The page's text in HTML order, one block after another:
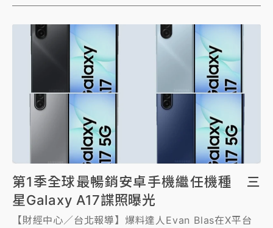
第1季全球最暢銷安卓手機繼任機種 三
星Galaxy A17諜照曝光
【財經中心／台北報導】爆料達人Evan Blas在X平台